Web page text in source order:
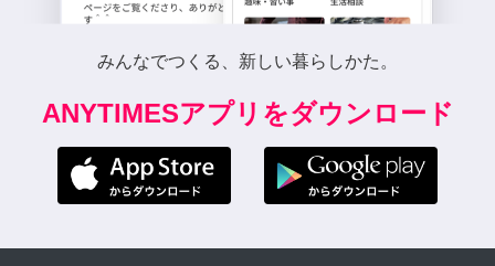
みんなでつくる、新しい暮らしかた。
ANYTIMESアプリをダウンロード